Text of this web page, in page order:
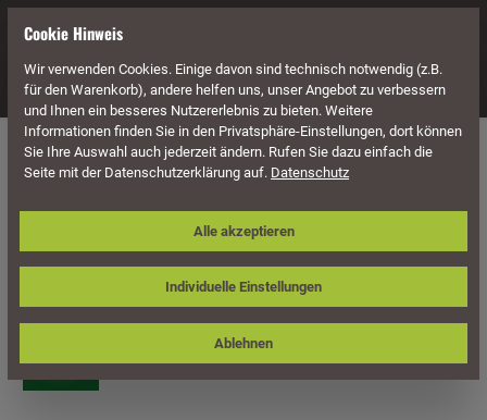
Navigation
Möbel Lounge Möbel Lounge Tische
Sonnenpartner Lounge-Tisch Retro,
Aluminium / PE-Geflecht natural honey
Cookie Hinweis
Wir verwenden Cookies. Einige davon sind technisch notwendig (z.B.
für den Warenkorb), andere helfen uns, unser Angebot zu verbessern
und Ihnen ein besseres Nutzererlebnis zu bieten. Weitere
Informationen finden Sie in den Privatsphäre-Einstellungen, dort können
Sie Ihre Auswahl auch jederzeit ändern. Rufen Sie dazu einfach die
Seite mit der Datenschutzerklärung auf. Datenschutz
Individuelle Einstellungen
Ablehnen
Alle akzeptieren